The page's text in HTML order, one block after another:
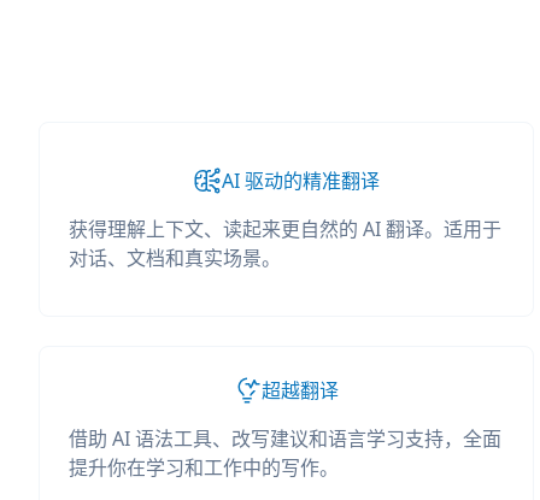
AI 驱动的精准翻译
获得理解上下文、读起来更自然的 AI 翻译。适用于
对话、文档和真实场景。
超越翻译
借助 AI 语法工具、改写建议和语言学习支持，全面
提升你在学习和工作中的写作。